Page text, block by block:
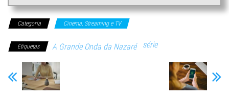
Categoria Cinema, Streaming e TV
Etiquetas A Grande Onda da Nazaré série